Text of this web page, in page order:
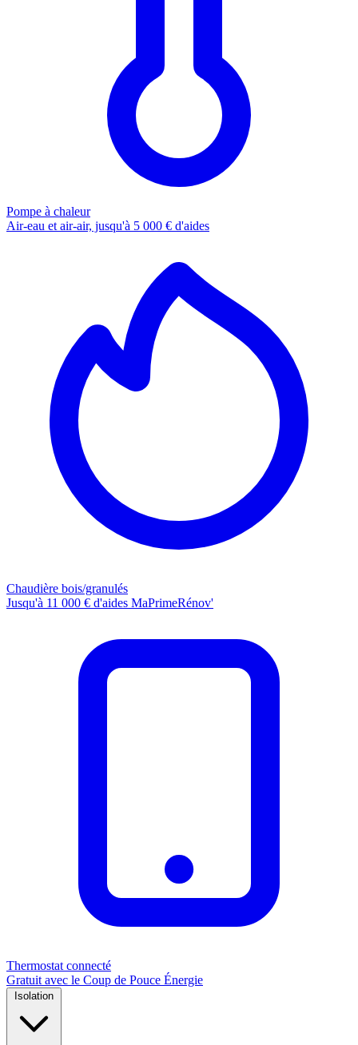
Pompe à chaleur
Air-eau et air-air, jusqu'à 5 000 € d'aides
Chaudière bois/granulés
Jusqu'à 11 000 € d'aides MaPrimeRénov'
Thermostat connecté
Gratuit avec le Coup de Pouce Énergie